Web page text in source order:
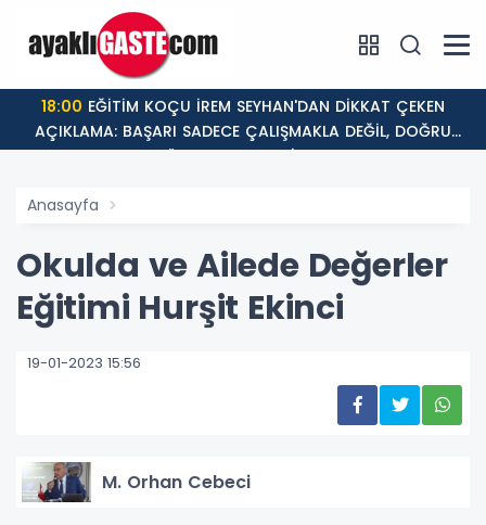
18:00
AÇIKLAMA: BAŞARI SADECE ÇALIŞMAKLA DEĞİL, DOĞRU
YÖNLENMEKLE GELİYOR!
Anasayfa
Okulda ve Ailede Değerler
Eğitimi Hurşit Ekinci
19-01-2023 15:56
M. Orhan Cebeci